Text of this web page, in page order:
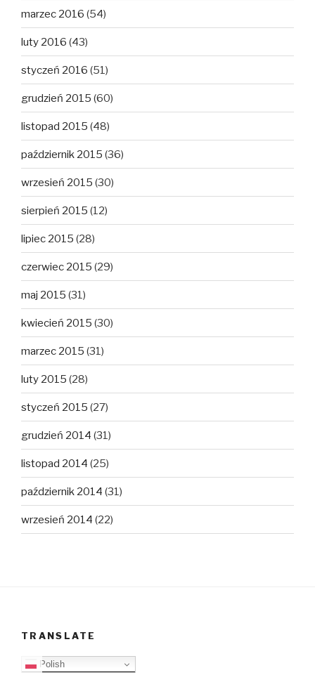
marzec 2016 (54)
luty 2016 (43)
styczeń 2016 (51)
grudzień 2015 (60)
listopad 2015 (48)
październik 2015 (36)
wrzesień 2015 (30)
sierpień 2015 (12)
lipiec 2015 (28)
czerwiec 2015 (29)
maj 2015 (31)
kwiecień 2015 (30)
marzec 2015 (31)
luty 2015 (28)
styczeń 2015 (27)
grudzień 2014 (31)
listopad 2014 (25)
październik 2014 (31)
wrzesień 2014 (22)
TRANSLATE
Polish